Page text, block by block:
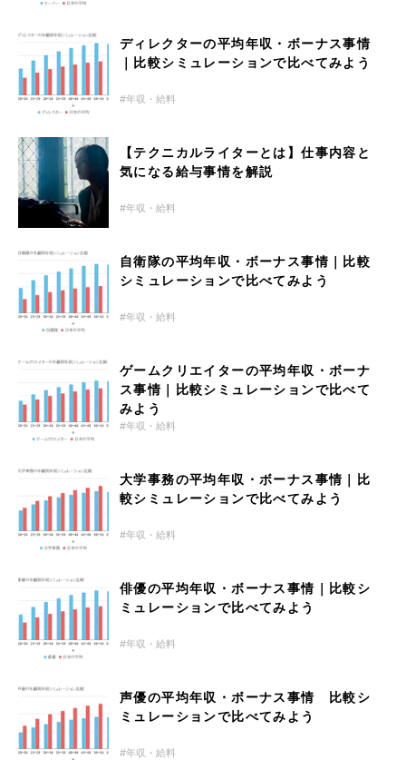
ディレクターの平均年収・ボーナス事情
｜比較シミュレーションで比べてみよう
年収・給料
【テクニカルライターとは】仕事内容と
気になる給与事情を解説
年収・給料
自衛隊の平均年収・ボーナス事情｜比較
シミュレーションで比べてみよう
年収・給料
ゲームクリエイターの平均年収・ボーナ
ス事情｜比較シミュレーションで比べて
みよう
年収・給料
大学事務の平均年収・ボーナス事情｜比
較シミュレーションで比べてみよう
年収・給料
俳優の平均年収・ボーナス事情｜比較シ
ミュレーションで比べてみよう
年収・給料
声優の平均年収・ボーナス事情 比較シ
ミュレーションで比べてみよう
年収・給料